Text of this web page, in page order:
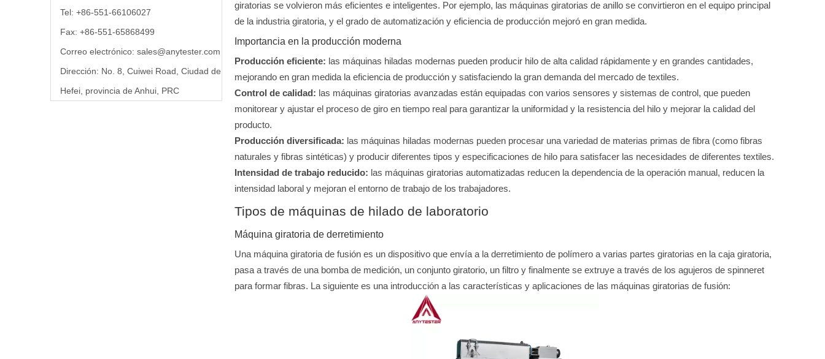
Tel: +86-551-66106027
Fax: +86-551-65868499
Correo electrónico: sales@anytester.com
Dirección: No. 8, Cuiwei Road, Ciudad de
Hefei, provincia de Anhui, PRC
giratorias se volvieron más eficientes e inteligentes. Por ejemplo, las máquinas giratorias de anillo se convirtieron en el equipo principal
de la industria giratoria, y el grado de automatización y eficiencia de producción mejoró en gran medida.
Importancia en la producción moderna
Producción eficiente: las máquinas hiladas modernas pueden producir hilo de alta calidad rápidamente y en grandes cantidades,
mejorando en gran medida la eficiencia de producción y satisfaciendo la gran demanda del mercado de textiles.
Control de calidad: las máquinas giratorias avanzadas están equipadas con varios sensores y sistemas de control, que pueden
monitorear y ajustar el proceso de giro en tiempo real para garantizar la uniformidad y la resistencia del hilo y mejorar la calidad del
producto.
Producción diversificada: las máquinas hiladas modernas pueden procesar una variedad de materias primas de fibra (como fibras
naturales y fibras sintéticas) y producir diferentes tipos y especificaciones de hilo para satisfacer las necesidades de diferentes textiles.
Intensidad de trabajo reducido: las máquinas giratorias automatizadas reducen la dependencia de la operación manual, reducen la
intensidad laboral y mejoran el entorno de trabajo de los trabajadores.
Tipos de máquinas de hilado de laboratorio
Máquina giratoria de derretimiento
Una máquina giratoria de fusión es un dispositivo que envía a la derretimiento de polímero a varias partes giratorias en la caja giratoria,
pasa a través de una bomba de medición, un conjunto giratorio, un filtro y finalmente se extruye a través de los agujeros de spinneret
para formar fibras. La siguiente es una introducción a las características y aplicaciones de las máquinas giratorias de fusión: